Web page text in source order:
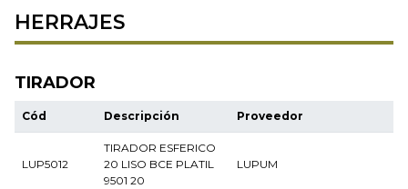
HERRAJES
TIRADOR
Cód Descripción Proveedor
LUP5012
TIRADOR ESFERICO
20 LISO BCE PLATIL
9501 20
LUPUM